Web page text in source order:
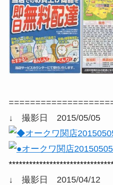
↓ 撮影日 2015/05/05
↓ 撮影日 2015/04/12